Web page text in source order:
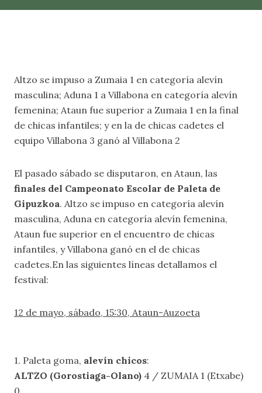
Altzo se impuso a Zumaia 1 en categoría alevín
masculina; Aduna 1 a Villabona en categoría alevín
femenina; Ataun fue superior a Zumaia 1 en la final
de chicas infantiles; y en la de chicas cadetes el
equipo Villabona 3 ganó al Villabona 2
El pasado sábado se disputaron, en Ataun, las
finales del Campeonato Escolar de Paleta de
Gipuzkoa. Altzo se impuso en categoría alevín
masculina, Aduna en categoría alevín femenina,
Ataun fue superior en el encuentro de chicas
infantiles, y Villabona ganó en el de chicas
cadetes.En las siguientes líneas detallamos el
festival:
12 de mayo, sábado, 15:30, Ataun-Auzoeta
1. Paleta goma, alevín chicos:
ALTZO (Gorostiaga-Olano) 4 / ZUMAIA 1 (Etxabe)
0